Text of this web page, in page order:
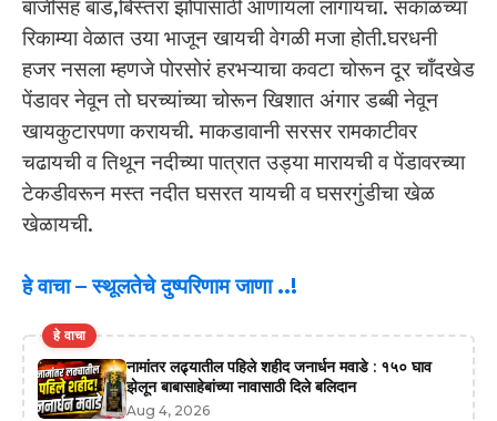
बाजीसह बाड,बिस्तरा झोपासाठी आणायला लागायचा. सकाळच्या
रिकाम्या वेळात उया भाजून खायची वेगळी मजा होती.घरधनी
हजर नसला म्हणजे पोरसोरं हरभऱ्याचा कवटा चोरून दूर चॉंदखेड
पेंडावर नेवून तो घरच्यांच्या चोरून खिशात अंगार डब्बी नेवून
खायकुटारपणा करायची. माकडावानी सरसर रामकाटीवर
चढायची व तिथून नदीच्या पात्रात उड्या मारायची व पेंडावरच्या
टेकडीवरून मस्त नदीत घसरत यायची व घसरगुंडीचा खेळ
खेळायची.
हे वाचा – स्थूलतेचे दुष्परिणाम जाणा ..!
हे वाचा
नामांतर लढ्यातील पहिले शहीद जनार्धन मवाडे : १५० घाव
झेलून बाबासाहेबांच्या नावासाठी दिले बलिदान
Aug 4, 2026